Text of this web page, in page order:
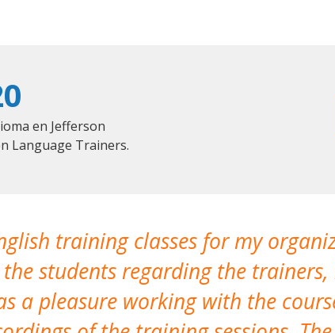
en Jefferson
Language Trainers.
training classes for my
students regarding the
a pleasure working with the